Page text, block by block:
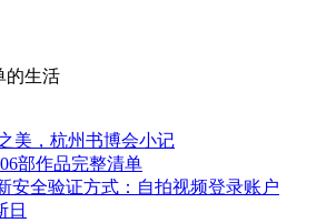
的生活
美，杭州书博会小记
部作品完整清单
安全验证方式：自拍视频登录账户
日